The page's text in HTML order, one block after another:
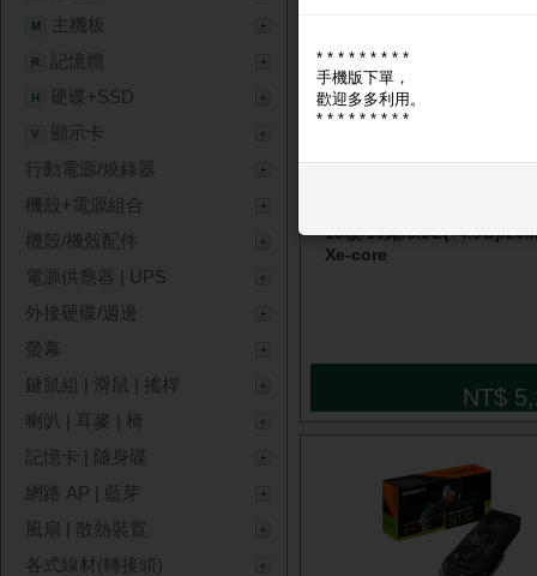
M 主機板
R 記憶體
H 硬碟+SSD
V
顯示卡
行動電源/燒錄器
機殼+電源組合
機殼/機殼配件
電源供應器 | UPS
外接硬碟/週邊
螢幕
鍵鼠組 | 滑鼠 | 搖桿
喇叭 | 耳麥 | 椅
記憶卡 | 隨身碟
網路 AP | 藍芽
風扇 | 散熱裝置
各式線材(轉接頭)
10核/10緒/3.3G(↑4.9G)/
Xe-core
NT$
* * * * * * * * *
手機版下單，
歡迎多多利用。
* * * * * * * * *